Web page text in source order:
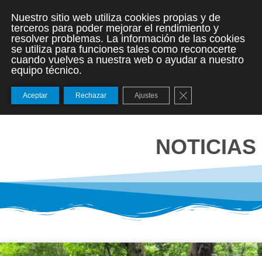
NOTICIAS
Nuestro sitio web utiliza cookies propias y de
terceros para poder mejorar el rendimiento y
resolver problemas. La información de las cookies
se utiliza para funciones tales como reconocerte
cuando vuelves a nuestra web o ayudar a nuestro
equipo técnico.
Aceptar Rechazar Ajustes Cerrar el banner de